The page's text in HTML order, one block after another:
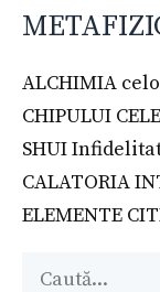
ALCHIMIA
CHIPULUI
SHUI
CALATORIA
ELEMENTE
Caută